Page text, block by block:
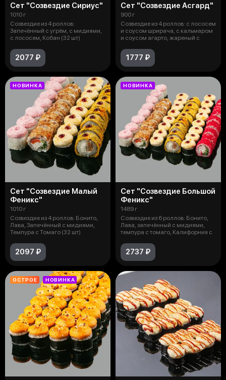
Сет "Созвездие Сириус"
1010 г
Созвездие из 4 роллов:
Запечённый с угрём, с мидиями,
с лососем, Кобан (32 шт)
2077 ₽
Сет "Созвездие Асгард"
900 г
Созвездие из 4 роллов: с лососем
и соусом шрирача, с кальмаром
и соусом агарто, жареный с
1777 ₽
НОВИНКА
Сет "Созвездие Малый
Феникс"
1010 г
Созвездие из 4 роллов: Бонито,
Лава, Запечённый с мидиями,
Темпура с Томаго (32 шт)
2097 ₽
НОВИНКА
Сет "Созвездие Большой
Феникс"
1489 г
Созвездие из 6 роллов: Бонито,
Лава, запечённый с мидиями,
темпура с томаго, Калифорния с
2737 ₽
ОСТРОЕ НОВИНКА